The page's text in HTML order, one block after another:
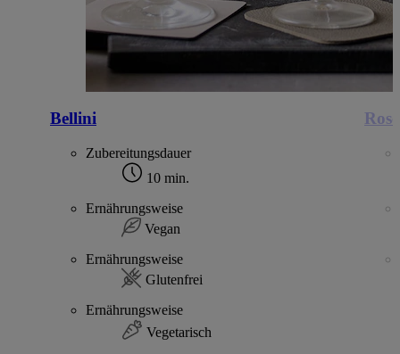
Bellini
Zubereitungsdauer
10 min.
Ernährungsweise
Vegan
Ernährungsweise
Glutenfrei
Ernährungsweise
Vegetarisch